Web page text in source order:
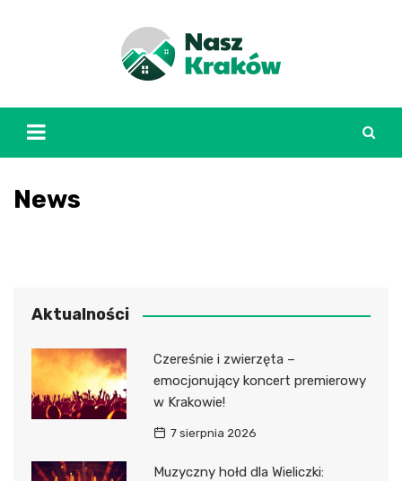
News
Aktualności
Czereśnie i zwierzęta –
emocjonujący koncert premierowy
w Krakowie!
7 sierpnia 2026
Muzyczny hołd dla Wieliczki: